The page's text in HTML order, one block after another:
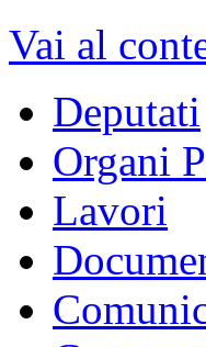
Vai al
Deputati
Organi
Lavori